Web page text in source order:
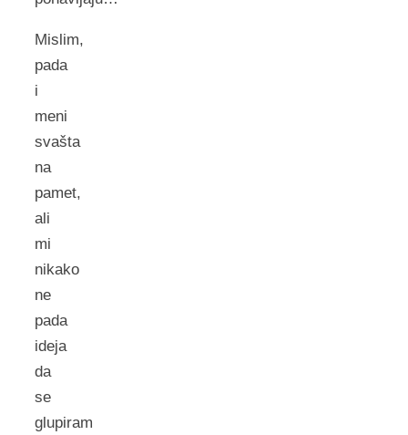
Mislim,
pada
i
meni
svašta
na
pamet,
ali
mi
nikako
ne
pada
ideja
da
se
glupiram